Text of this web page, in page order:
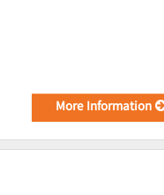
More Information